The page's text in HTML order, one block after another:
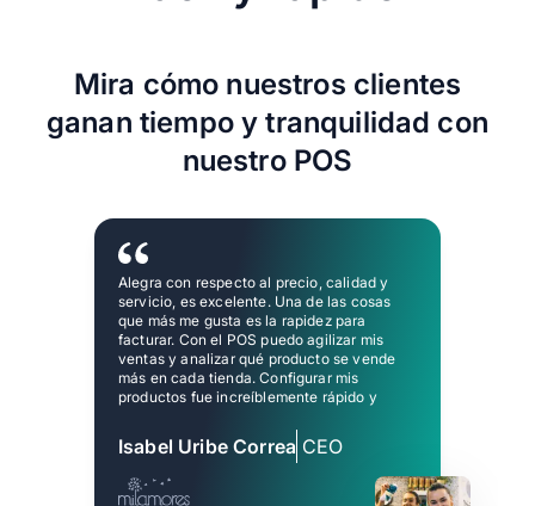
Mira cómo nuestros clientes
ganan tiempo y tranquilidad con
nuestro POS
Alegra con respecto al precio, calidad y
servicio, es excelente. Una de las cosas
que más me gusta es la rapidez para
facturar. Con el POS puedo agilizar mis
ventas y analizar qué producto se vende
más en cada tienda. Configurar mis
productos fue increíblemente rápido y
Isabel Uribe Correa CEO